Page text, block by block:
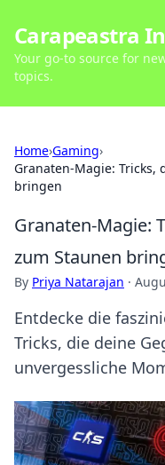
Carapeastra
Your go-to source for
topics.
Home›Gaming›
Granaten-Magie: Tricks,
bringen
Granaten-Magie:
zum Staunen
By Priya Natarajan ·
Entdecke die
Tricks, die deine
unvergessliche